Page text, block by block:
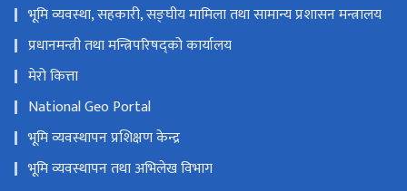
भूमि व्यवस्था, सहकारी, सङ्घीय मामिला तथा सामान्य प्रशासन मन्त्रालय
प्रधानमन्त्री तथा मन्त्रिपरिषद्को कार्यालय
मेरो कित्ता
National Geo Portal
भूमि व्यवस्थापन प्रशिक्षण केन्द्र
भूमि व्यवस्थापन तथा अभिलेख विभाग